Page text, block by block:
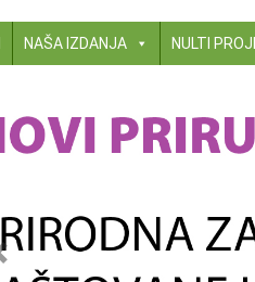
NAŠA IZDANJA NULTI
Previous